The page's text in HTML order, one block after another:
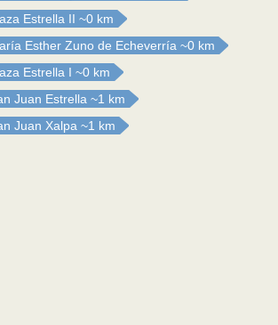
Estrella II ~0 km
Esther Zuno de Echeverría ~0 km
Estrella I ~0 km
Juan Estrella ~1 km
Juan Xalpa ~1 km